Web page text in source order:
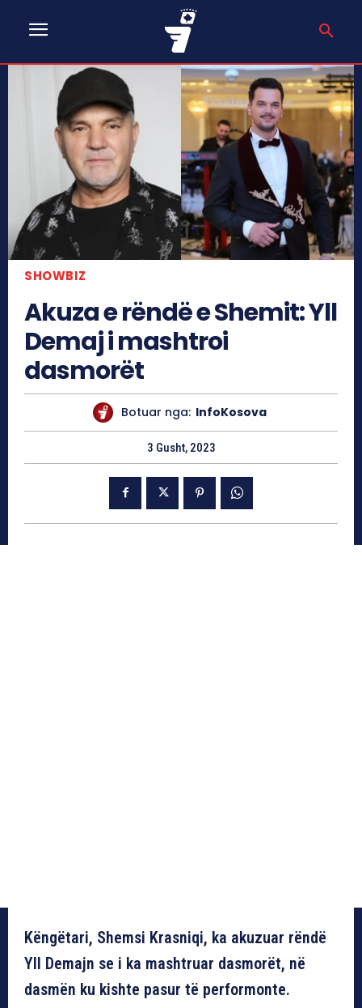
SHOWBIZ
Akuza e rëndë e Shemit: Yll
Demaj i mashtroi
dasmorët
Botuar nga: InfoKosova
3 Gusht, 2023
Këngëtari, Shemsi Krasniqi, ka akuzuar rëndë
Yll Demajn se i ka mashtruar dasmorët, në
dasmën ku kishte pasur të performonte.